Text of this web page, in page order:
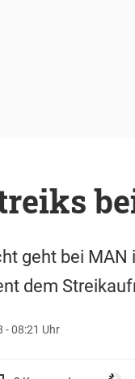
geht bei
dem
- 08:21 Uhr